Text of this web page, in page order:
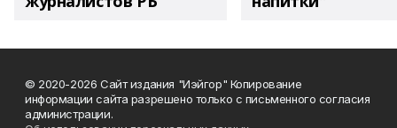
© 2020-2026 Сайт издания "Иэйгор" Копирование
информации сайта разрешено только с письменного согласия
администрации.